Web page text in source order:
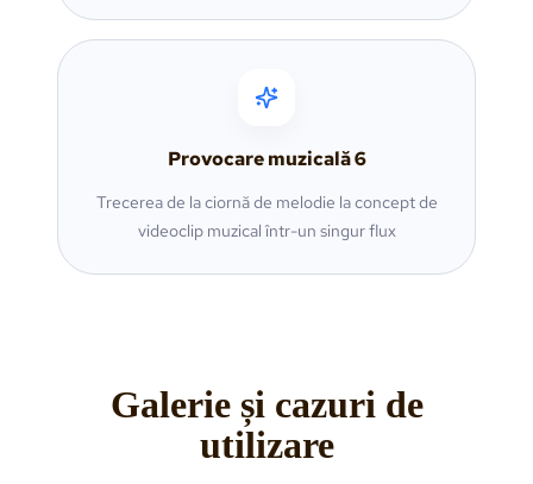
Provocare muzicală6
Trecerea de la ciornă de melodie la concept de
videoclip muzical într-un singur flux
Galerie și cazuri de
utilizare